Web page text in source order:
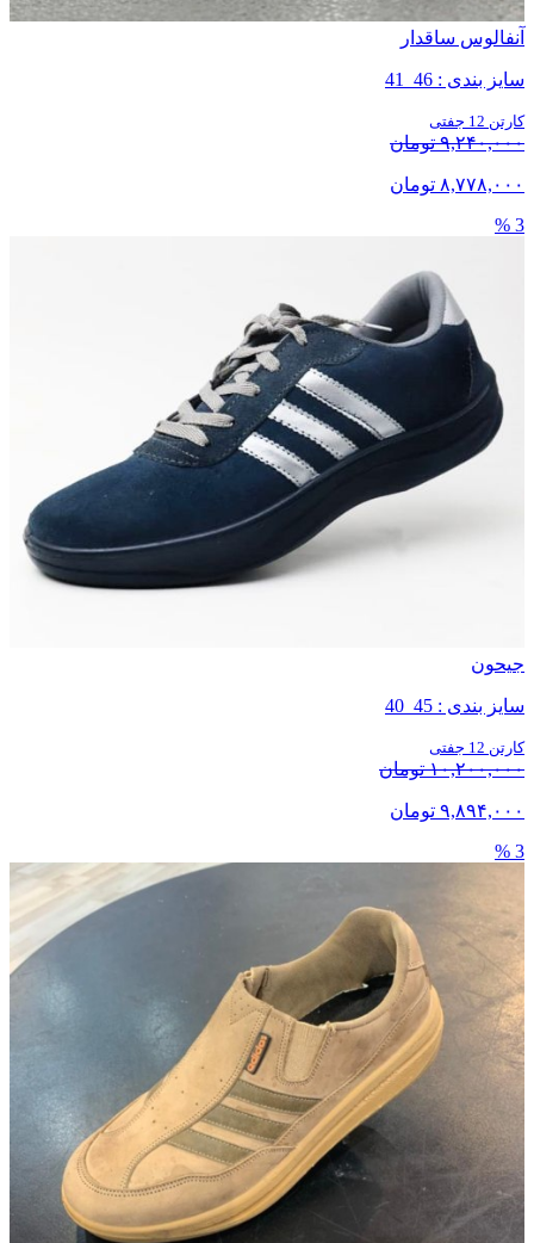
آنفالوس ساقدار
سایز بندی : 46_41
کارتن 12 جفتی
۹,۲۴۰,۰۰۰ تومان
۸,۷۷۸,۰۰۰ تومان
3 %
جیحون
سایز بندی : 45_40
کارتن 12 جفتی
۱۰,۲۰۰,۰۰۰ تومان
۹,۸۹۴,۰۰۰ تومان
3 %